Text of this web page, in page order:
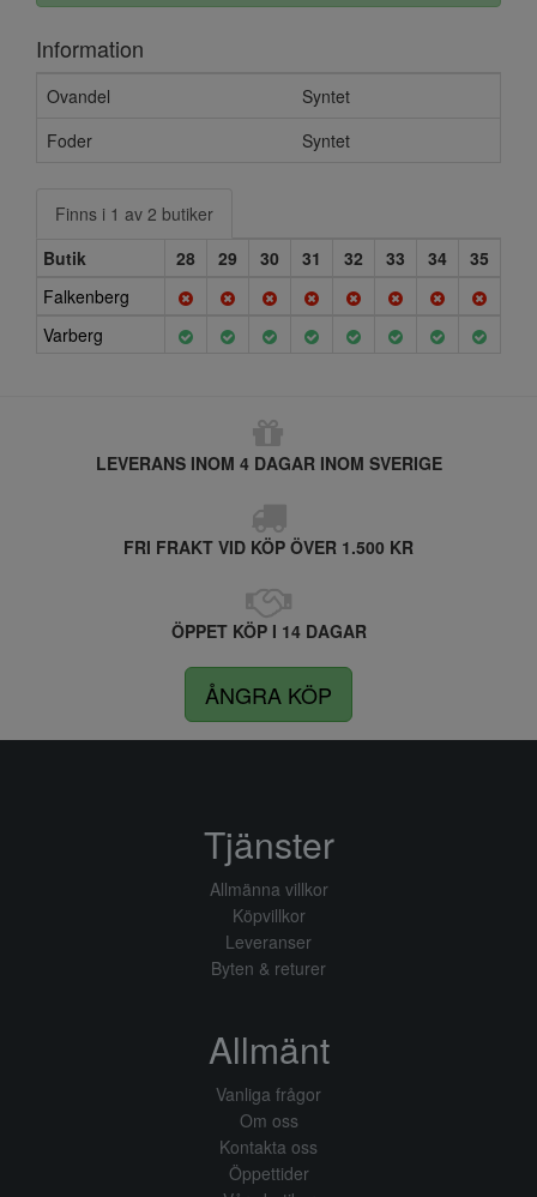
Information
Ovandel
Syntet
Foder
Syntet
Finns i 1 av 2 butiker
Butik
28 29 30 31 32 33 34
35
Falkenberg
Varberg
LEVERANS INOM 4 DAGAR INOM SVERIGE
FRI FRAKT VID KÖP ÖVER 1.500 KR
ÖPPET KÖP I 14 DAGAR
ÅNGRA KÖP
Tjänster
Allmänna villkor
Köpvillkor
Leveranser
Byten & returer
Allmänt
Vanliga frågor
Om oss
Kontakta oss
Öppettider